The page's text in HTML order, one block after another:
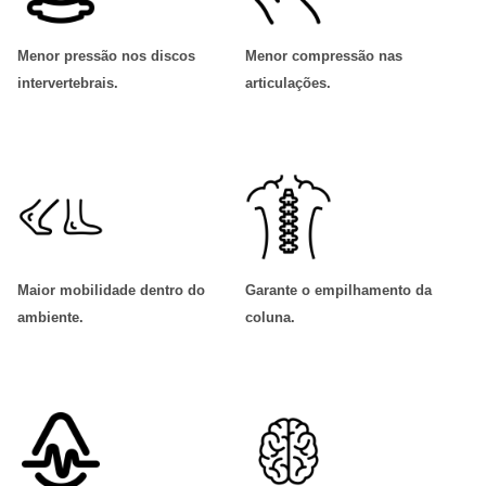
Menor pressão nos discos
intervertebrais.
Menor compressão nas
articulações.
Maior mobilidade dentro do
ambiente.
Garante o empilhamento da
coluna.